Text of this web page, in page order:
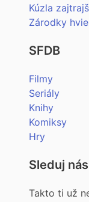
Kúzla
Zárodky
SFDB
Filmy
Seriály
Knihy
Komiksy
Hry
Sleduj
Takto ti už